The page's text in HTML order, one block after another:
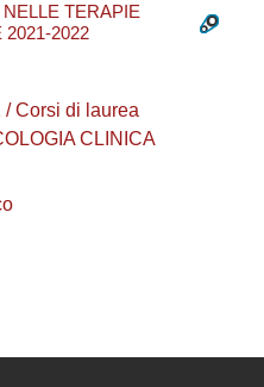
TERAPIE
2021-2022
/ Corsi di laurea
CLINICA